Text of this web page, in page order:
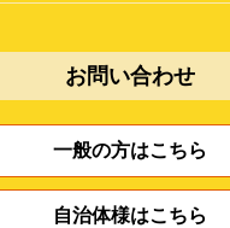
お問い合わせ
一般の方はこちら
自治体様はこちら